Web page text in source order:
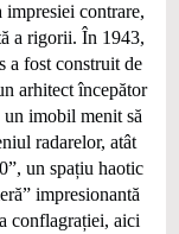
contrare,
a rigorii. În 1943,
a fost construit de
arhitect începător
imobil menit să
radarelor, atât
un spațiu haotic
impresionantă
conflagrației, aici